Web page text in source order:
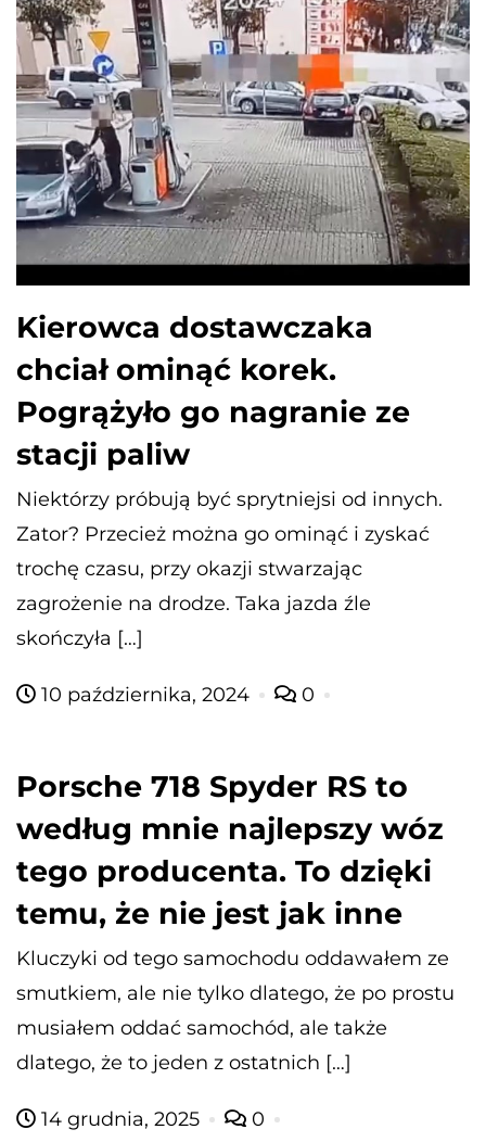
Kierowca dostawczaka
chciał ominąć korek.
Pogrążyło go nagranie ze
stacji paliw
Niektórzy próbują być sprytniejsi od innych.
Zator? Przecież można go ominąć i zyskać
trochę czasu, przy okazji stwarzając
zagrożenie na drodze. Taka jazda źle
skończyła […]
10 października, 2024 0
Porsche 718 Spyder RS to
według mnie najlepszy wóz
tego producenta. To dzięki
temu, że nie jest jak inne
Kluczyki od tego samochodu oddawałem ze
smutkiem, ale nie tylko dlatego, że po prostu
musiałem oddać samochód, ale także
dlatego, że to jeden z ostatnich […]
14 grudnia, 2025 0